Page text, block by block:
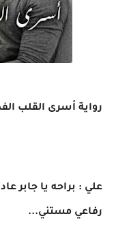
رواية أسرى القلب الفصل الثالث
علي : براحه يا جابر
رفاعي مستني...